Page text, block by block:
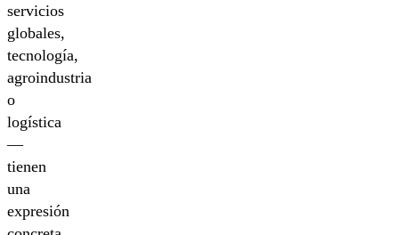
servicios
globales,
tecnología,
agroindustria
o
logística
—
tienen
una
expresión